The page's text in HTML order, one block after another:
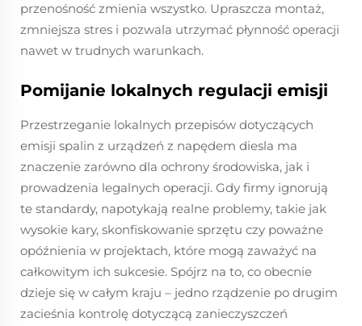
przenośność zmienia wszystko. Upraszcza montaż,
zmniejsza stres i pozwala utrzymać płynność operacji
nawet w trudnych warunkach.
Pomijanie lokalnych regulacji emisji
Przestrzeganie lokalnych przepisów dotyczących
emisji spalin z urządzeń z napędem diesla ma
znaczenie zarówno dla ochrony środowiska, jak i
prowadzenia legalnych operacji. Gdy firmy ignorują
te standardy, napotykają realne problemy, takie jak
wysokie kary, skonfiskowanie sprzętu czy poważne
opóźnienia w projektach, które mogą zaważyć na
całkowitym ich sukcesie. Spójrz na to, co obecnie
dzieje się w całym kraju – jedno rządzenie po drugim
zacieśnia kontrolę dotyczącą zanieczyszczeń